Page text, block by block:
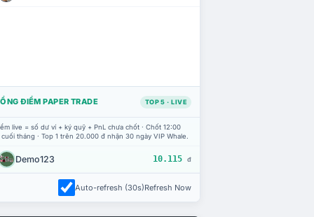
ĐIỂM PAPER TRADE TOP 5 · LIVE
live = số dư ví + ký quỹ + PnL chưa chốt · Chốt 12:00
tháng · Top 1 trên 20.000 đ nhận 30 ngày VIP Whale.
Demo123 10.115 đ
Auto-refresh (30s)Refresh Now